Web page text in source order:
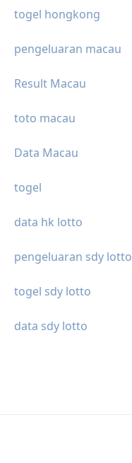
togel hongkong
pengeluaran macau
Result Macau
toto macau
Data Macau
togel
data hk lotto
pengeluaran sdy lotto
togel sdy lotto
data sdy lotto